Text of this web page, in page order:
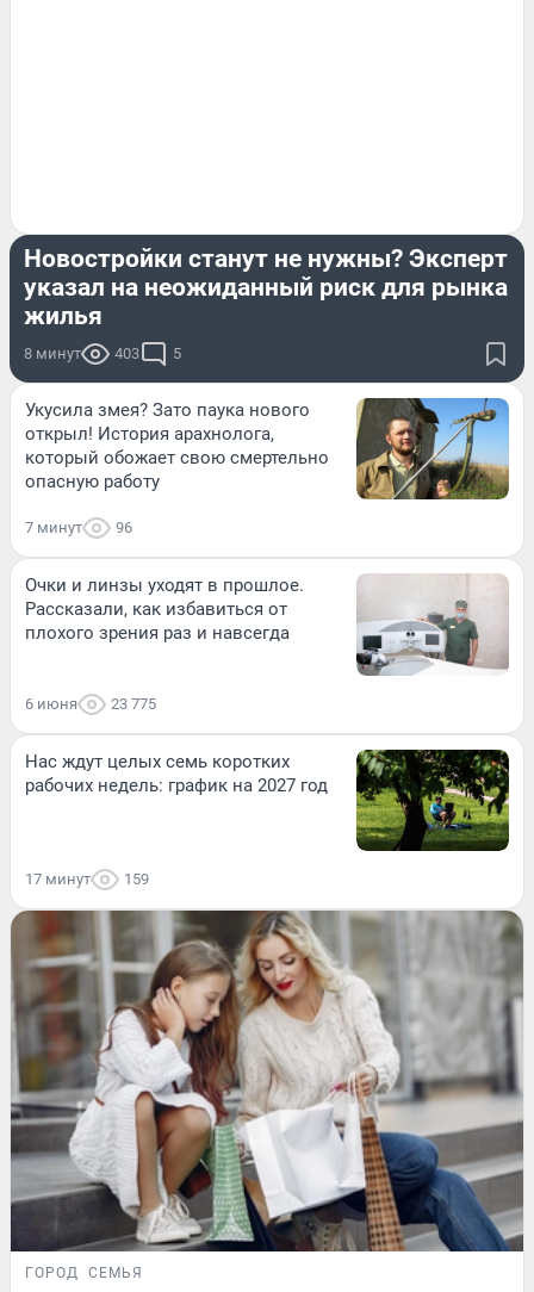
Новостройки станут не нужны? Эксперт
указал на неожиданный риск для рынка
жилья
8 минут 403 5
Укусила змея? Зато паука нового
открыл! История арахнолога,
который обожает свою смертельно
опасную работу
7 минут 96
Очки и линзы уходят в прошлое.
Рассказали, как избавиться от
плохого зрения раз и навсегда
6 июня 23 775
Нас ждут целых семь коротких
рабочих недель: график на 2027 год
17 минут 159
ГОРОД СЕМЬЯ